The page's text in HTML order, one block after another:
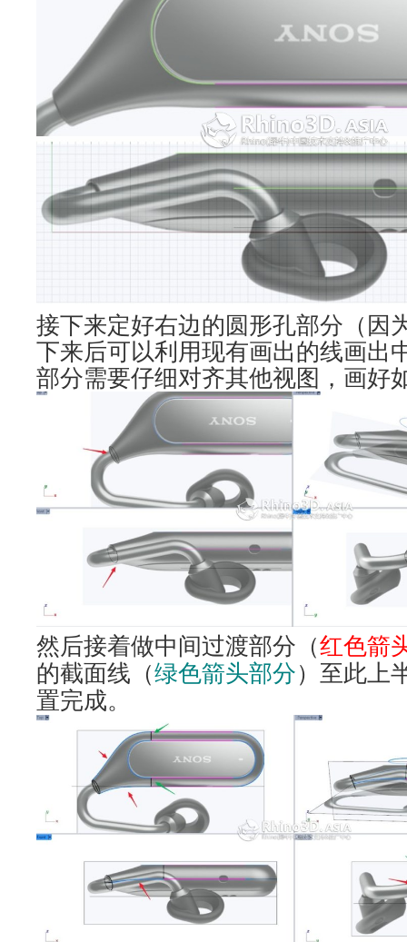
接下来定好右边的圆形孔部分（因
下来后可以利用现有画出的线画出
部分需要仔细对齐其他视图，画好
然后接着做中间过渡部分（红色箭
的截面线（绿色箭头部分）至此上
置完成。